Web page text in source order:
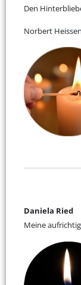
Den
Norbert
Daniela Ried
Meine